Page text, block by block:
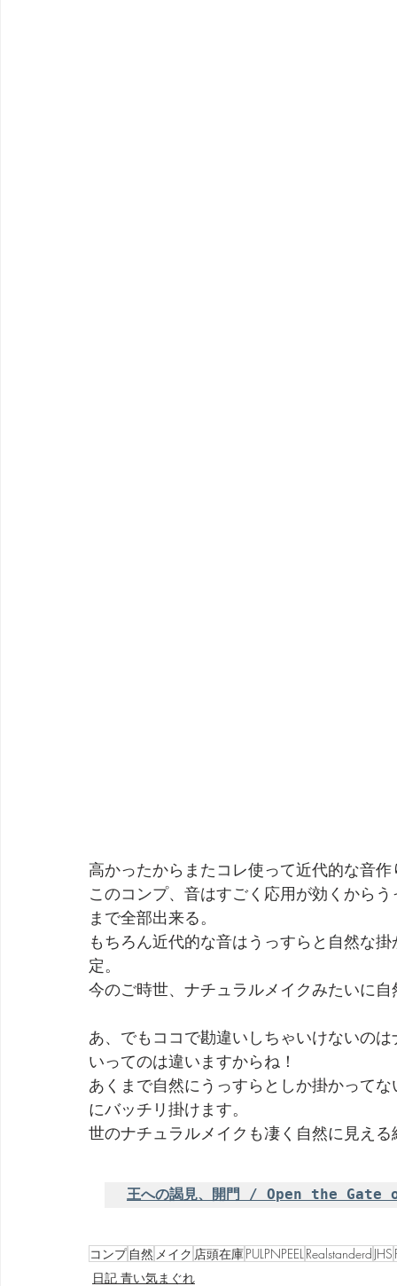
高かったからまたコレ使って近代的な音
このコンプ、音はすごく応用が効くから
まで全部出来る。
もちろん近代的な音はうっすらと自然な
定。
今のご時世、ナチュラルメイクみたいに
あ、でもココで勘違いしちゃいけないの
いってのは違いますからね！
あくまで自然にうっすらとしか掛かって
にバッチリ掛けます。
世のナチュラルメイクも凄く自然に見え
王への謁見、開門 / Open the
コンプ 自然 メイク 店頭在庫PULPNPEELRealstanderd JHS
日記 青い気まぐれ